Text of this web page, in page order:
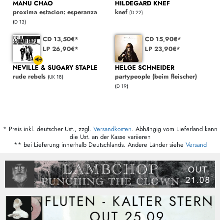
MANU CHAO
proxima estacion: esperanza
(D 13)
HILDEGARD KNEF
knef (D 22)
CD 13,50€*
LP 26,90€*
NEVILLE & SUGARY STAPLE
rude rebels (UK 18)
CD 15,90€*
LP 23,90€*
HELGE SCHNEIDER
partypeople (beim fleischer)
(D 19)
* Preis inkl. deutscher Ust., zzgl. Versandkosten. Abhängig vom Lieferland kann
die Ust. an der Kasse variieren
** bei Lieferung innerhalb Deutschlands. Andere Länder siehe Versand